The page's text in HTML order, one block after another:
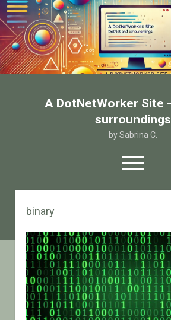
A DotNetWorker Site
surroundings
by Sabrina C.
open
menu
twitter
Chi sono
Contatto
binary